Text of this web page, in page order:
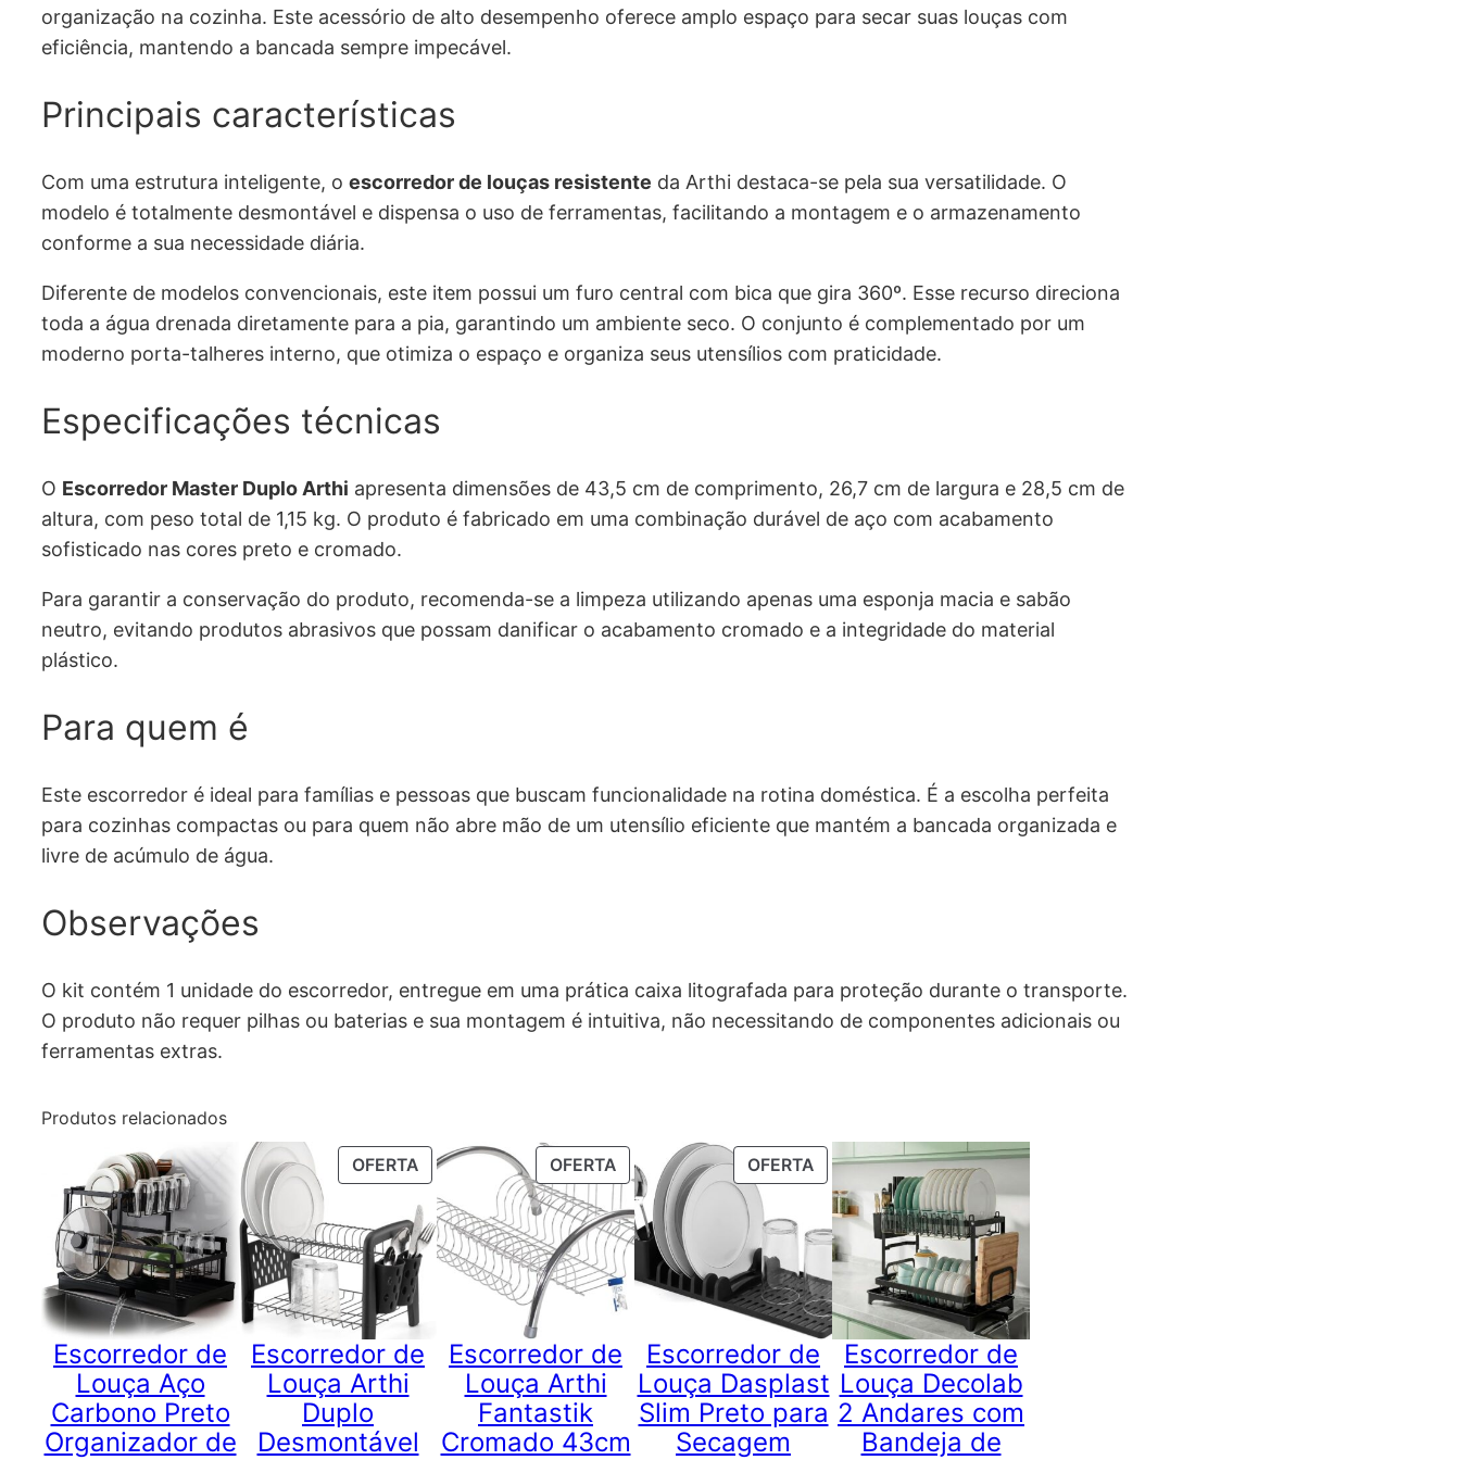
$
9
8
9
.
8
.
organização na cozinha. Este acessório de alto desempenho oferece amplo espaço para secar suas louças com
eficiência, mantendo a bancada sempre impecável.
Principais características
Com uma estrutura inteligente, o escorredor de louças resistente da Arthi destaca-se pela sua versatilidade. O
modelo é totalmente desmontável e dispensa o uso de ferramentas, facilitando a montagem e o armazenamento
conforme a sua necessidade diária.
Diferente de modelos convencionais, este item possui um furo central com bica que gira 360º. Esse recurso direciona
toda a água drenada diretamente para a pia, garantindo um ambiente seco. O conjunto é complementado por um
moderno porta-talheres interno, que otimiza o espaço e organiza seus utensílios com praticidade.
Especificações técnicas
O Escorredor Master Duplo Arthi apresenta dimensões de 43,5 cm de comprimento, 26,7 cm de largura e 28,5 cm de
altura, com peso total de 1,15 kg. O produto é fabricado em uma combinação durável de aço com acabamento
sofisticado nas cores preto e cromado.
Para garantir a conservação do produto, recomenda-se a limpeza utilizando apenas uma esponja macia e sabão
neutro, evitando produtos abrasivos que possam danificar o acabamento cromado e a integridade do material
plástico.
Para quem é
Este escorredor é ideal para famílias e pessoas que buscam funcionalidade na rotina doméstica. É a escolha perfeita
para cozinhas compactas ou para quem não abre mão de um utensílio eficiente que mantém a bancada organizada e
livre de acúmulo de água.
Observações
O kit contém 1 unidade do escorredor, entregue em uma prática caixa litografada para proteção durante o transporte.
O produto não requer pilhas ou baterias e sua montagem é intuitiva, não necessitando de componentes adicionais ou
ferramentas extras.
Produtos relacionados
Escorredor de
Louça Aço
Carbono Preto
Organizador de
OFERTAPRODUTO
EM
PROMOÇÃO
Escorredor de
Louça Arthi
Duplo
Desmontável
OFERTAPRODUTO
EM
PROMOÇÃO
Escorredor de
Louça Arthi
Fantastik
Cromado 43cm
OFERTAPRODUTO
EM
PROMOÇÃO
Escorredor de
Louça Dasplast
Slim Preto para
Secagem
Escorredor de
Louça Decolab
2 Andares com
Bandeja de